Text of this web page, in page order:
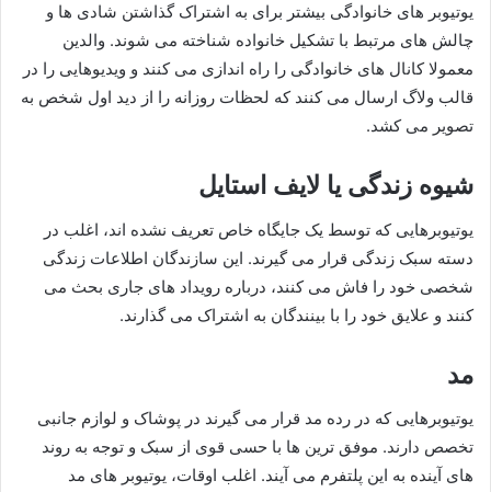
یوتیوبر های خانوادگی بیشتر برای به اشتراک گذاشتن شادی‌ ها و
چالش‌ های مرتبط با تشکیل خانواده شناخته می‌ شوند. والدین
معمولا کانال‌ های خانوادگی را راه‌ اندازی می‌ کنند و ویدیوهایی را در
قالب ولاگ ارسال می‌ کنند که لحظات روزانه را از دید اول شخص به
تصویر می‌ کشد.
شیوه زندگی یا لایف استایل
یوتیوبرهایی که توسط یک جایگاه خاص تعریف نشده‌ اند، اغلب در
دسته سبک زندگی قرار می‌ گیرند. این سازندگان اطلاعات زندگی
شخصی خود را فاش می کنند، درباره رویداد های جاری بحث می
کنند و علایق خود را با بینندگان به اشتراک می گذارند.
مد
یوتیوبرهایی که در رده مد قرار می‌ گیرند در پوشاک و لوازم جانبی
تخصص دارند. موفق‌ ترین‌ ها با حسی قوی از سبک و توجه به روند
های آینده به این پلتفرم می‌ آیند. اغلب اوقات، یوتیوبر های مد